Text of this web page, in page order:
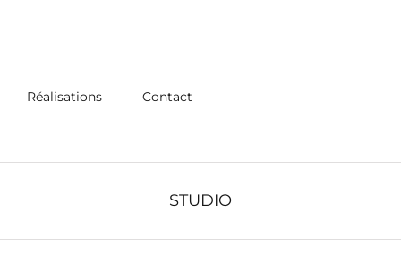
Réalisations Contact
STUDIO